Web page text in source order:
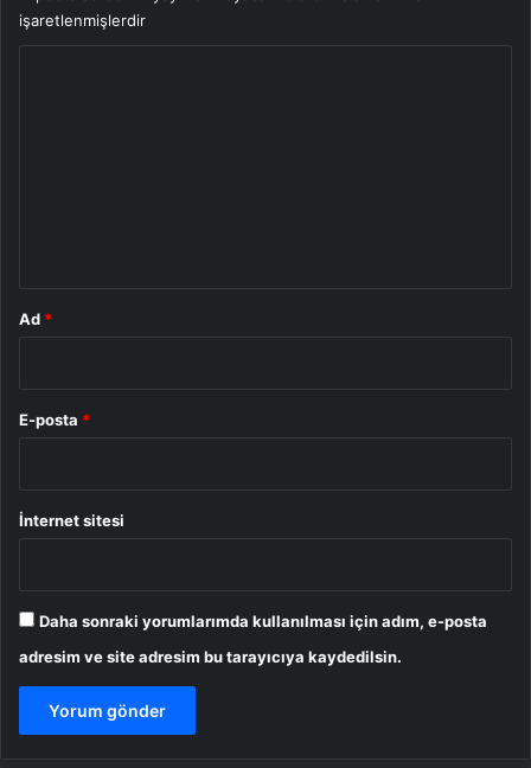
işaretlenmişlerdir
Ad *
E-posta *
İnternet sitesi
Daha sonraki yorumlarımda kullanılması için adım, e-posta
adresim ve site adresim bu tarayıcıya kaydedilsin.